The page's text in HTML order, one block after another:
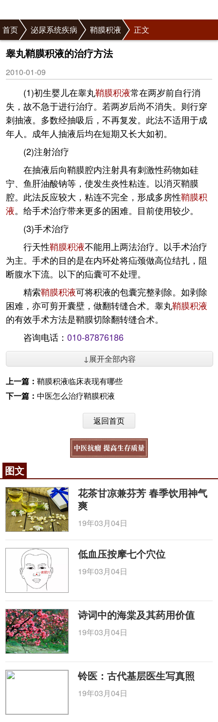
首页 泌尿系统疾病 鞘膜积液 正文
睾丸鞘膜积液的治疗方法
2010-01-09
(1)初生婴儿在睾丸鞘膜积液常在两岁前自行消
失，故不急于进行治疗。若两岁后尚不消失。则行穿
刺抽液。多数经抽吸后，不再复发。此法不适用于成
年人。成年人抽液后均在短期又长大如初。
(2)注射治疗
在抽液后向鞘膜腔内注射具有刺激性药物如硅
宁、鱼肝油酸钠等，使发生炎性粘连。以消灭鞘膜
腔。此法反应较大，粘连不完全，形成多房性鞘膜积
液。给手术治疗带来更多的困难。目前使用较少。
(3)手术治疗
行天性鞘膜积液不能用上两法治疗。以手术治疗
为主。手术的目的是在内环处将疝颈做高位结扎，阻
断腹水下流。以下的疝囊可不处理。
精索鞘膜积液可将积液的包囊完整剥除。如剥除
困难，亦可剪开囊壁，做翻转缝合术。睾丸鞘膜积液
的有效手术方法是鞘膜切除翻转缝合术。
咨询电话： 010-87876186
↓展开全部内容
上一篇： 鞘膜积液临床表现有哪些
下一篇： 中医怎么治疗鞘膜积液
返回首页
图文
花茶甘凉兼芬芳 春季饮用神气
爽
19年03月04日
低血压按摩七个穴位
19年03月04日
诗词中的海棠及其药用价值
19年03月04日
铃医：古代基层医生写真照
19年03月04日